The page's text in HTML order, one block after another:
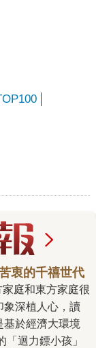
衷的千禧世代
象深植人心，讀
基於經濟大環境